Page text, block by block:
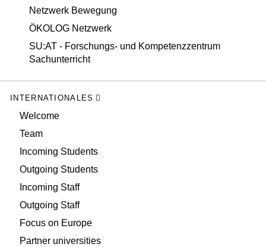
Netzwerk Bewegung
ÖKOLOG Netzwerk
SU:AT - Forschungs- und Kompetenzzentrum
Sachunterricht
INTERNATIONALES
Welcome
Team
Incoming Students
Outgoing Students
Incoming Staff
Outgoing Staff
Focus on Europe
Partner universities